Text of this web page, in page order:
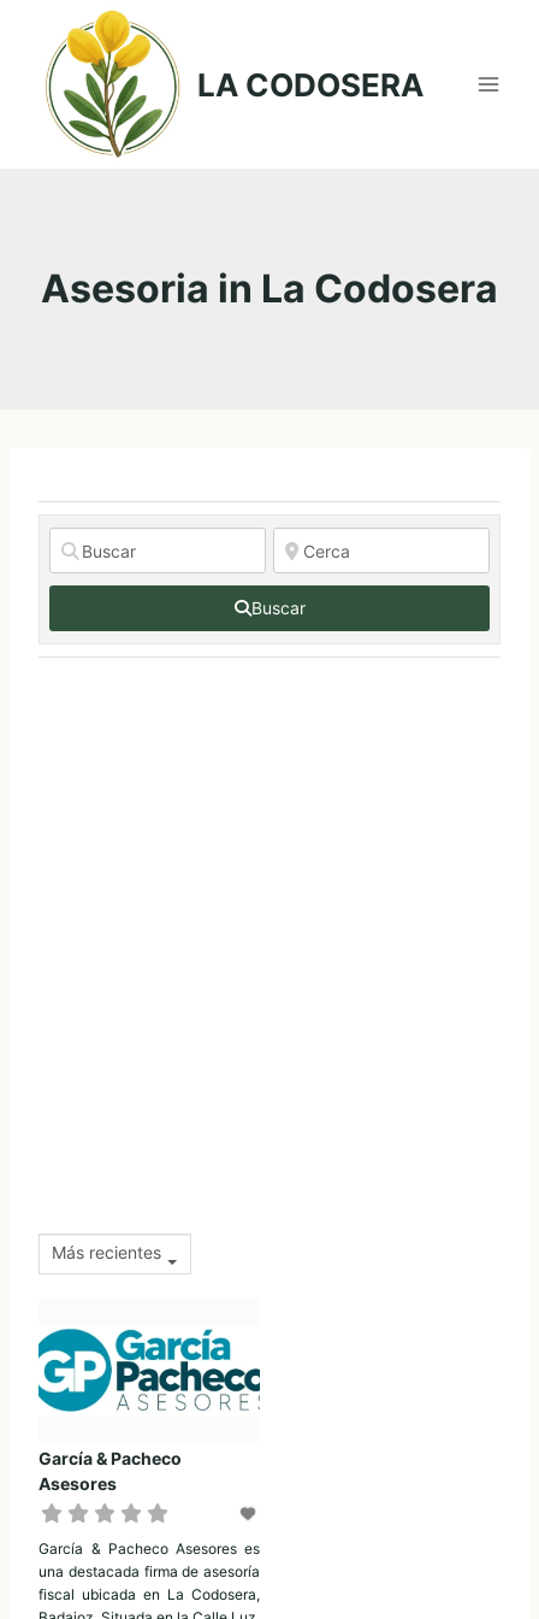
contenido
LA CODOSERA
Asesoria in La Codosera
Buscar
Más recientes
García & Pacheco
Asesores
García & Pacheco Asesores es
una destacada firma de asesoría
fiscal ubicada en La Codosera,